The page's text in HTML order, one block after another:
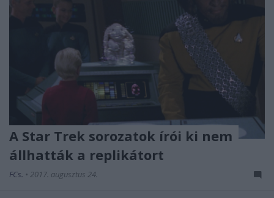
A Star Trek sorozatok írói ki nem
állhatták a replikátort
FCs. • 2017. augusztus 24.